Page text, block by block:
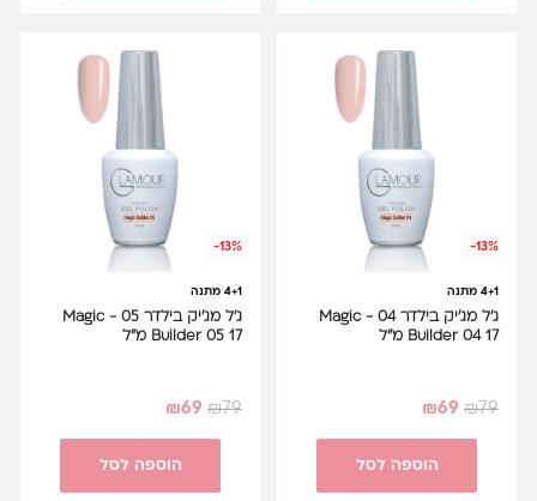
-13%
4+1 מתנה
ג'ל מג'יק בילדר 04 - Magic
Builder 04 17 מ"ל
₪79
₪69
הוספה לסל
-13%
4+1 מתנה
ג'ל מג'יק בילדר 05 - Magic
Builder 05 17 מ"ל
₪79
₪69
הוספה לסל